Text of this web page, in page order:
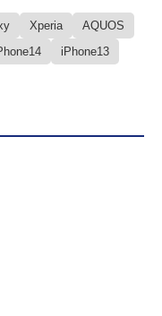
Xperia
AQUOS
iPhone13